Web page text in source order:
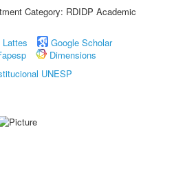
Category: RDIDP Academic
Lattes
Google Scholar
Dimensions
UNESP